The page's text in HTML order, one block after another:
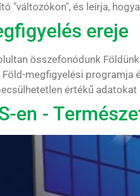
"változókon", és leírja,
ereje
összefonódunk
megfigyelési programja
értékű
en -